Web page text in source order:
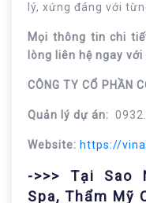
lý, xứng đáng với
Mọi thông tin chi
lòng liên hệ ngay
CÔNG TY CỔ PHẦN
Quản lý dự án:
Website: https://
->>> Tại Sao
Spa, Thẩm Mỹ